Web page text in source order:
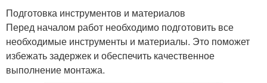
Подготовка инструментов и материалов
Перед началом работ необходимо подготовить все
необходимые инструменты и материалы. Это поможет
избежать задержек и обеспечить качественное
выполнение монтажа.